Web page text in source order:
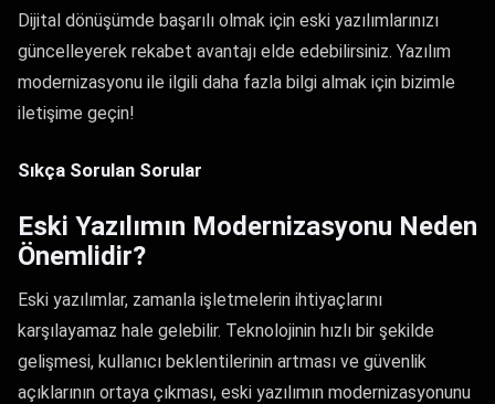
Dijital dönüşümde başarılı olmak için eski yazılımlarınızı
güncelleyerek rekabet avantajı elde edebilirsiniz. Yazılım
modernizasyonu ile ilgili daha fazla bilgi almak için bizimle
iletişime geçin!
Sıkça Sorulan Sorular
Eski Yazılımın Modernizasyonu Neden
Önemlidir?
Eski yazılımlar, zamanla işletmelerin ihtiyaçlarını
karşılayamaz hale gelebilir. Teknolojinin hızlı bir şekilde
gelişmesi, kullanıcı beklentilerinin artması ve güvenlik
açıklarının ortaya çıkması, eski yazılımın modernizasyonunu